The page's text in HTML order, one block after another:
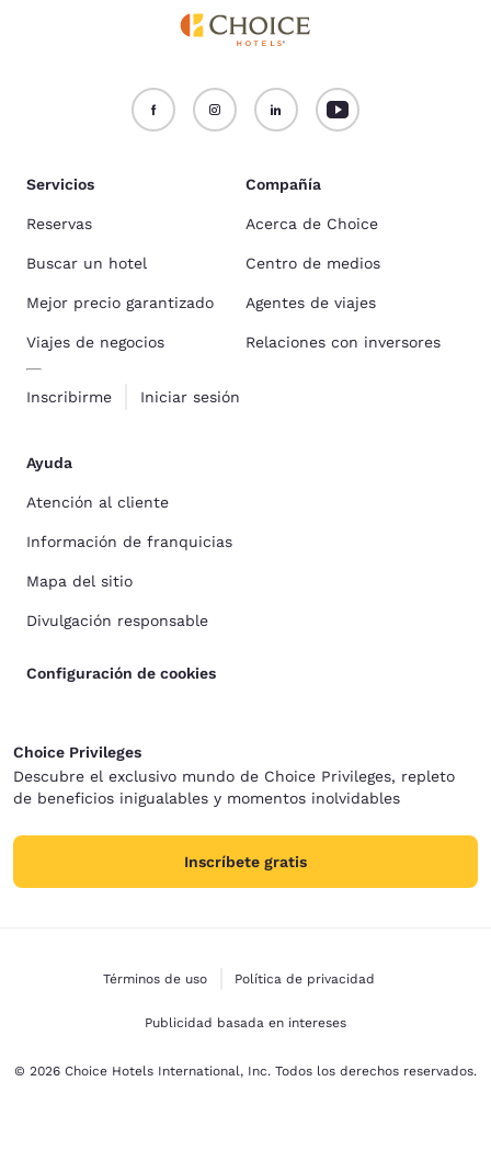
Servicios
Reservas
Buscar un hotel
Mejor precio garantizado
Viajes de negocios
Inscribirme Iniciar sesión
Compañía
Acerca de Choice
Centro de medios
Agentes de viajes
Relaciones con inversores
Ayuda
Atención al cliente
Información de franquicias
Mapa del sitio
Divulgación responsable
Configuración de cookies
Choice Privileges
Descubre el exclusivo mundo de Choice Privileges, repleto
de beneficios inigualables y momentos inolvidables
Inscríbete gratis
Términos de uso Política de privacidad
Publicidad basada en intereses
© 2026 Choice Hotels International, Inc. Todos los derechos reservados.